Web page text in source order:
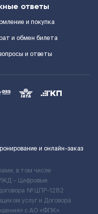
ответы
и покупка
и обмен билета
и ответы
и онлайн-заказ
в том числе
– Цифровые
№ ЦПР-1282
услуг и Договора
c АО «ФПК»